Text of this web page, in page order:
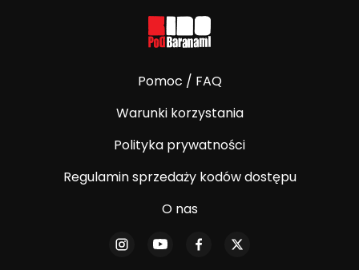
Pomoc / FAQ
Warunki korzystania
Polityka prywatności
Regulamin sprzedaży kodów dostępu
O nas